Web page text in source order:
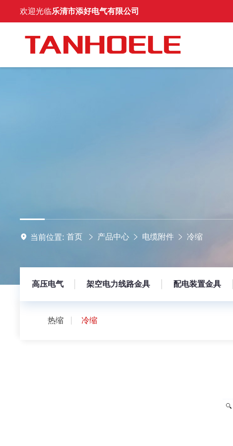
欢迎光临乐清市添好电气有限公司
当前位置: 首页 产品中心 电缆附件 冷缩
高压电气 架空电力线路金具 配电装置金具
热缩 冷缩